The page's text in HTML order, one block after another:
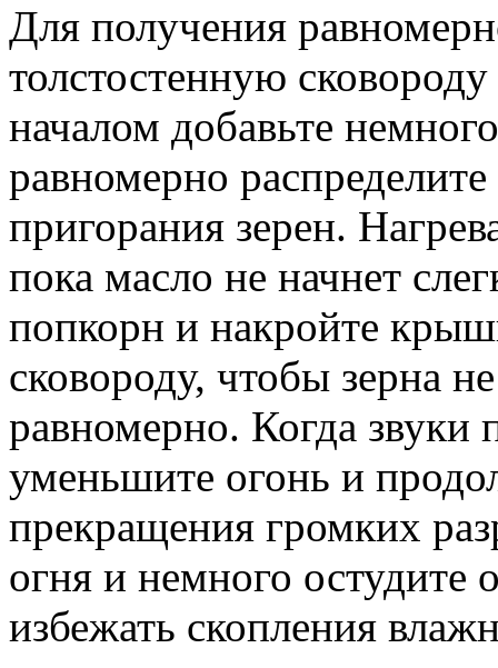
Для получения
толстостенную
началом добавьте
равномерно
пригорания зерен.
пока масло не начнет
попкорн и накройте
сковороду, чтобы зерна
равномерно. Когда звуки
уменьшите огонь и
прекращения громких
огня и немного
избежать скопления